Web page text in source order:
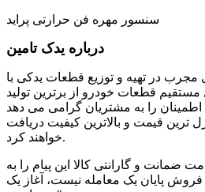
سنسور مهره فن حرارتی پراید
درباره یدک تامین
مجرب در تهیه و توزیع قطعات یدکی با
قطعات خودرو از برترین تولید
اطمینان را به مشتریان گرامی می دهد
ترین قیمت و بالاترین کیفیت دریافت
خواهند کرد.
ضمانت و گارانتی کالا این پیام را به
پایان یک معامله نیست، آغاز یک